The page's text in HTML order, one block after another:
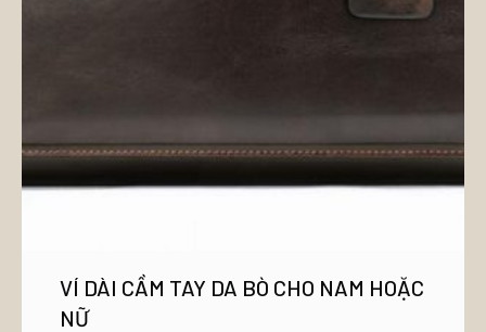
VÍ DÀI CẦM TAY DA BÒ CHO NAM HOẶC
NỮ